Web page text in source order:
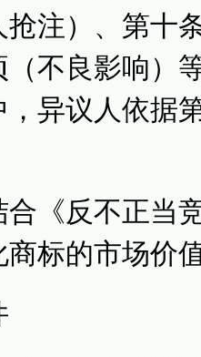
注）、第十
不良影响）
异议人依据
合《反不正当
标的市场价